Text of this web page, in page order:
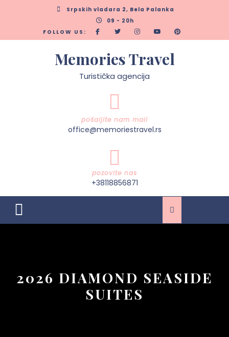
Srpskih vladara 2, Bela Palanka
09 - 20h
FOLLOW US:
Memories Travel
Turistička agencija
pošaljite nam mail
office@memoriestravel.rs
pozovite nas
+38118856871
Open
2026 DIAMOND SEASIDE
SUITES